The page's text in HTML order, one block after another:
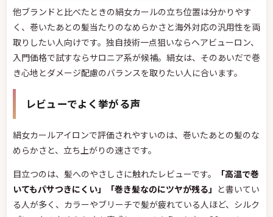
他ブランドと比べたときの絹女カールの立ち位置は分かりやす
く、巻いたあとの髪当たりのなめらかさと海外対応の汎用性を両
取りしたい人向けです。独自技術一点狙いならヘアビューロン、
入門価格で試すならサロニア系が候補。絹女は、そのあいだで巻
き心地とダメージ配慮のバランスを取りたい人に合います。
レビューでよく挙がる声
絹女カールアイロンで評価されやすいのは、巻いたあとの髪のな
めらかさと、立ち上がりの速さです。
目立つのは、髪へのやさしさに触れたレビューです。
「高温で巻
いてもパサつきにくい」「巻き髪なのにツヤが残る」 と書いてい
る人が多く、カラーやブリーチで髪が疲れている人ほど、シルク